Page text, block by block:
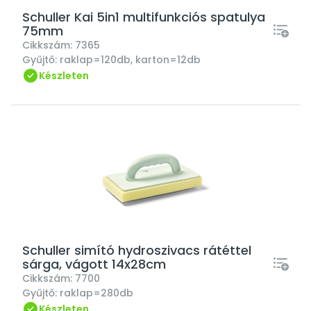
Schuller Kai 5in1 multifunkciós spatulya
75mm
Cikkszám: 7365
Gyűjtő: raklap=120db, karton=12db
Készleten
Schuller simító hydroszivacs rátéttel
sárga, vágott 14x28cm
Cikkszám: 7700
Gyűjtő: raklap=280db